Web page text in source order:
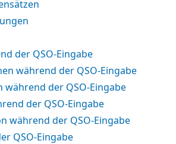
der QSO-Eingabe
während der QSO-Eingabe
während der QSO-Eingabe
der QSO-Eingabe
während der QSO-Eingabe
QSO-Eingabe